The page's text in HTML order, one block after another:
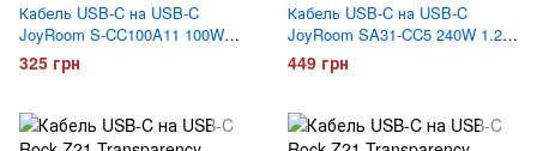
Кабель USB-C на USB-C
JoyRoom S-CC100A11 100W
1.2 метра Белый
325 грн
Кабель USB-C на USB-C
JoyRoom SA31-CC5 240W 1.2
метра Черный
449 грн